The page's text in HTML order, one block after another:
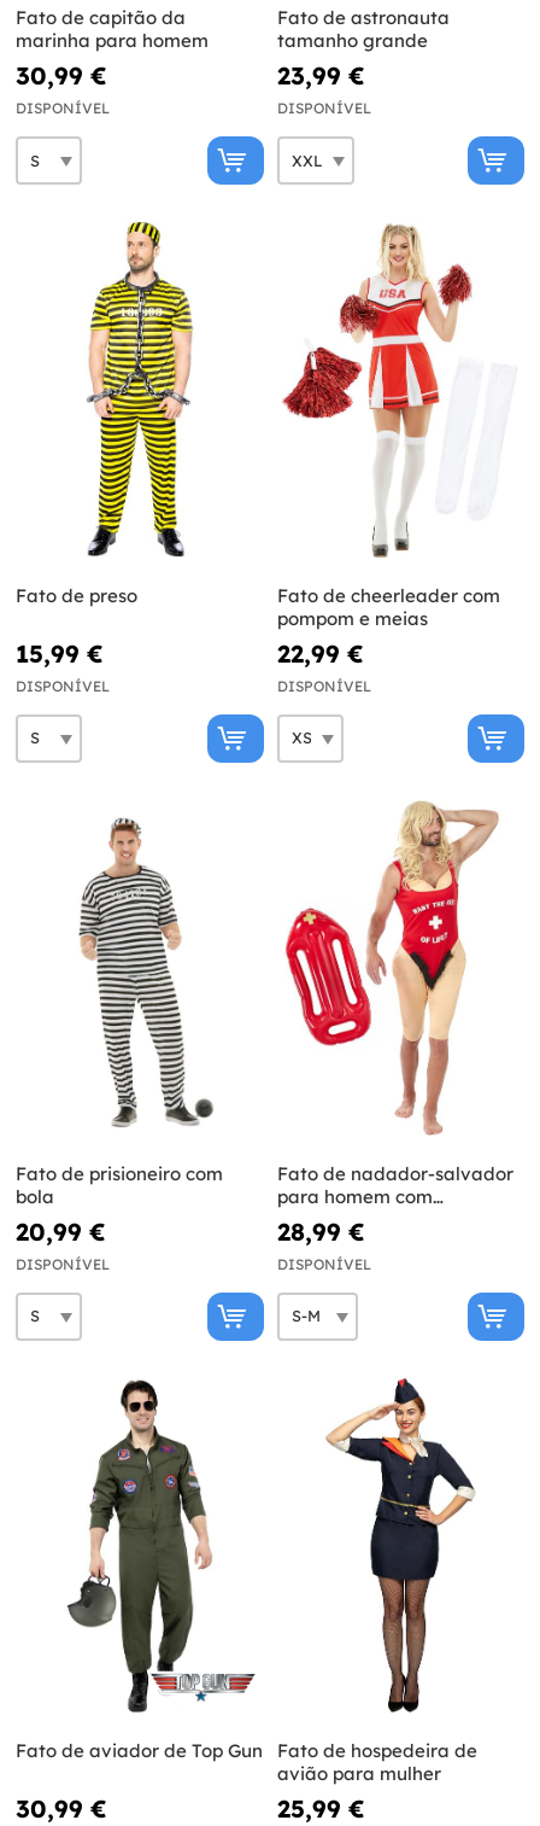
Fato de capitão da
marinha para homem
30,99 €
DISPONÍVEL
Fato de astronauta
tamanho grande
23,99 €
DISPONÍVEL
Fato de preso
15,99 €
DISPONÍVEL
Fato de cheerleader com
pompom e meias
22,99 €
DISPONÍVEL
Fato de prisioneiro com
bola
20,99 €
DISPONÍVEL
Fato de nadador-salvador
para homem com
salvavidas insuflável
28,99 €
DISPONÍVEL
Fato de aviador de Top Gun
30,99 €
Fato de hospedeira de
avião para mulher
25,99 €